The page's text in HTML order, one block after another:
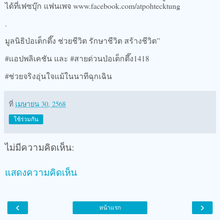
ได้ที่เฟซบุ๊ก แฟนเพจ www.facebook.com/atpohtecktung
.
มูลนิธิป่อเต็กตึ๊ง ช่วยชีวิต รักษาชีวิต สร้างชีวิต”
#แอปพลิเคชัน และ #สายด่วนป่อเต็กตึ๊ง1418
#ช่วยจริงอุ่นใจแม้ในนาทีฉุกเฉิน
ที่ เมษายน 30, 2568
ใช้ร่วมกัน
ไม่มีความคิดเห็น:
แสดงความคิดเห็น
‹ ›
หน้าแรก